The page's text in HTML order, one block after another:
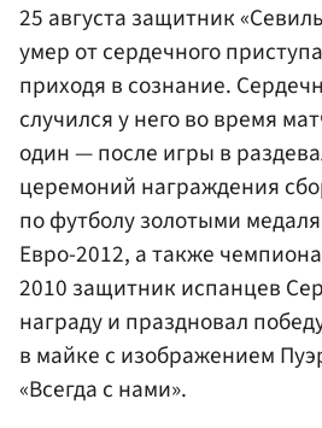
25 августа защитник
умер от сердечного
приходя в сознание.
случился у него во время
один — после игры в
церемоний награждения
по футболу золотыми
Евро-2012, а также
2010 защитник испанцев
награду и праздновал
в майке с изображением
«Всегда с нами».